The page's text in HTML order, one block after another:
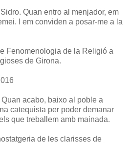
Quan entro al menjador, em
I em conviden a posar-me a la
Fenomenologia de la Religió a
de Girona.
acabo, baixo al poble a
catequista per poder demanar
que treballem amb mainada.
de les clarisses de